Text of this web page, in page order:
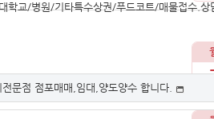
학교/병원/기타특수상권/푸드코트/매물접수.상
문점 점포매매,임대,양도양수 합니다.